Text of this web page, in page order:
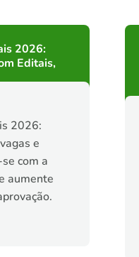
2026:
Editais,
2026:
e
com a
aumente